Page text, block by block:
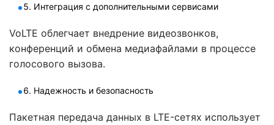
Интеграция с дополнительными сервисами
VoLTE облегчает внедрение видеозвонков,
конференций и обмена медиафайлами в процессе
голосового вызова.
Надежность и безопасность
Пакетная передача данных в LTE-сетях использует